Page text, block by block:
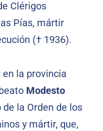
Clérigos
Pías, mártir
(† 1936).
en la provincia
Modesto
la Orden de los
y mártir, que,